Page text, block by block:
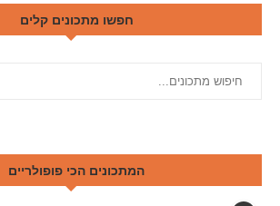
חפשו מתכונים קלים
המתכונים הכי פופולריים